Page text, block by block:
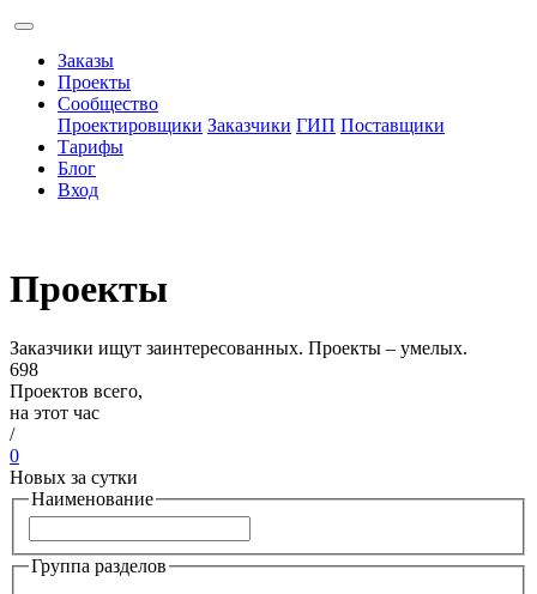
Заказы
Проекты
Сообщество
Проектировщики Заказчики ГИП Поставщики
Тарифы
Блог
Вход
Проекты
Заказчики ищут заинтересованных. Проекты – умелых.
698
Проектов всего,
на этот час
/
0
Новых за сутки
Наименование
Группа разделов